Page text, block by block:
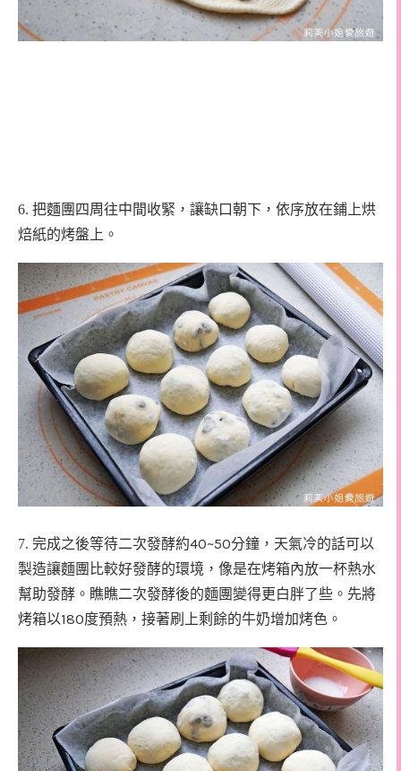
6. 把麵團四周往中間收緊，讓缺口朝下，依序放在鋪上烘
焙紙的烤盤上。
7. 完成之後等待二次發酵約40~50分鐘，天氣冷的話可以
製造讓麵團比較好發酵的環境，像是在烤箱內放一杯熱水
幫助發酵。 瞧瞧二次發酵後的麵團變得更白胖了些。先將
烤箱以180度預熱，接著刷上剩餘的牛奶增加烤色。